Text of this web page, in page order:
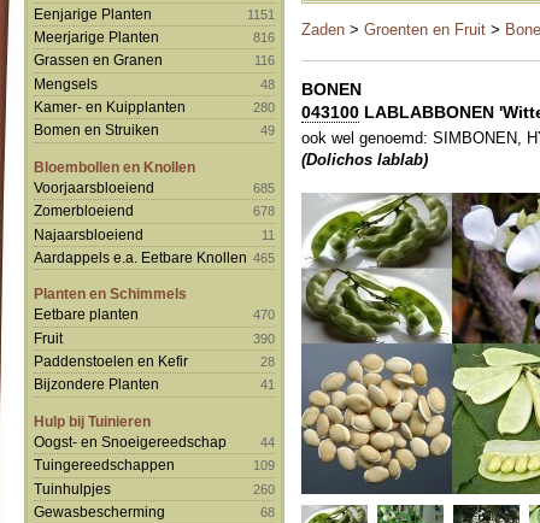
Eenjarige Planten 1151
Meerjarige Planten 816
Grassen en Granen 116
Mengsels 48
Kamer- en Kuipplanten 280
Bomen en Struiken 49
Bloembollen en Knollen
Voorjaarsbloeiend
685
Zomerbloeiend 678
Najaarsbloeiend 11
Aardappels e.a. Eetbare Knollen 465
Planten en Schimmels
Eetbare planten
470
Fruit 390
Paddenstoelen en Kefir 28
Bijzondere Planten 41
Hulp bij Tuinieren
Oogst- en Snoeigereedschap
44
Tuingereedschappen 109
Tuinhulpjes 260
Gewasbescherming 68
Zaden > Groenten en Fruit >
BONEN
043100 LABLABBONEN
ook wel genoemd: SIMBONEN,
(Dolichos lablab)